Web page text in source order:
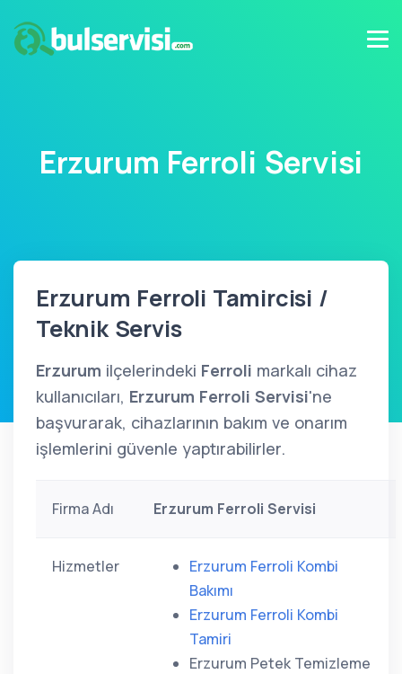
Erzurum Ferroli Servisi
Erzurum Ferroli Tamircisi /
Teknik Servis
Erzurum ilçelerindeki Ferroli markalı cihaz
kullanıcıları, Erzurum Ferroli Servisi'ne
başvurarak, cihazlarının bakım ve onarım
işlemlerini güvenle yaptırabilirler.
Firma Adı Erzurum Ferroli Servisi
Hizmetler
Erzurum Ferroli Kombi
Bakımı
Erzurum Ferroli Kombi
Tamiri
Erzurum Petek Temizleme